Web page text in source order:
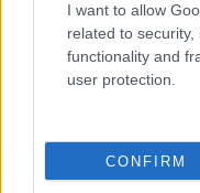
I want to allow
related to
functionality and
user protection.
CONFIRM
Valle d’Aosta:
le supplenze
Edoardo Marchesi · 5 Ago
PIÙ LETTI